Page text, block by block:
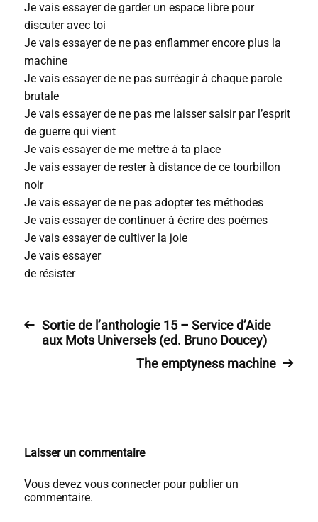
Je vais essayer de garder un espace libre pour
discuter avec toi
Je vais essayer de ne pas enflammer encore plus la
machine
Je vais essayer de ne pas surréagir à chaque parole
brutale
Je vais essayer de ne pas me laisser saisir par l’esprit
de guerre qui vient
Je vais essayer de me mettre à ta place
Je vais essayer de rester à distance de ce tourbillon
noir
Je vais essayer de ne pas adopter tes méthodes
Je vais essayer de continuer à écrire des poèmes
Je vais essayer de cultiver la joie
Je vais essayer
de résister
Sortie de l’anthologie 15 – Service d’Aide
aux Mots Universels (ed. Bruno Doucey)
The emptyness machine
Laisser un commentaire
Vous devez vous connecterpour publier un
commentaire.